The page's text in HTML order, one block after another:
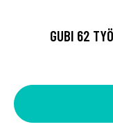
GUBI 62